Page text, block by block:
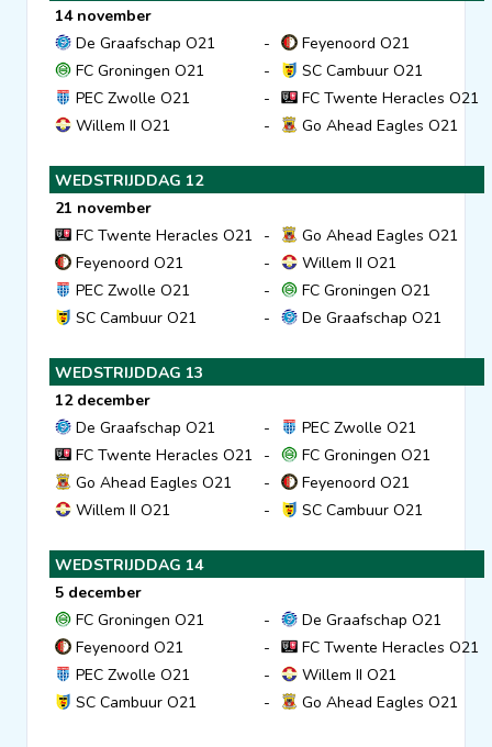
14 november
De Graafschap O21
-
Feyenoord O21
FC Groningen O21
-
SC Cambuur O21
PEC Zwolle O21
-
FC Twente Heracles O21
Willem II O21
- Go Ahead Eagles O21
WEDSTRIJDDAG 12
21 november
FC Twente Heracles O21
-
Go Ahead Eagles O21
Feyenoord O21
-
Willem II O21
PEC Zwolle O21
-
FC Groningen O21
SC Cambuur O21
- De Graafschap O21
WEDSTRIJDDAG 13
12 december
De Graafschap O21
-
PEC Zwolle O21
FC Twente Heracles O21
-
FC Groningen O21
Go Ahead Eagles O21
-
Feyenoord O21
Willem II O21
- SC Cambuur O21
WEDSTRIJDDAG 14
5 december
FC Groningen O21
-
De Graafschap O21
Feyenoord O21
-
FC Twente Heracles O21
PEC Zwolle O21
-
Willem II O21
SC Cambuur O21
- Go Ahead Eagles O21